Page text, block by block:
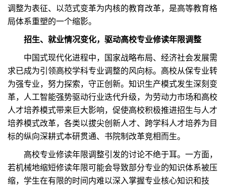
调整为表征、以范式变革为内核的教育改革，是高等教育格
局体系重塑的一个缩影。
招生、就业情况变化，驱动高校专业修读年限调整
中国式现代化进程中，国家战略布局、经济社会发展需
求已成为引领高校学科专业调整的风向标。高校从保专业转
为强专业，努力探索，守正创新。知识生产模式发生深刻变
革，人工智能强势驱动行业迭代升级，为劳动力市场和高校
人才培养模式带来巨大影响，促使高校积极推进招生与人才
培养模式改革，各类以拔尖创新人才、跨学科人才培养为目
标的纵向深耕式本研贯通、书院制改革竞相而生。
高校专业修读年限调整引发的讨论不绝于耳。一方面，
若机械地缩短修读年限可能会导致部分专业的知识体系被压
缩，学生在有限的时间内难以深入掌握专业核心知识和技